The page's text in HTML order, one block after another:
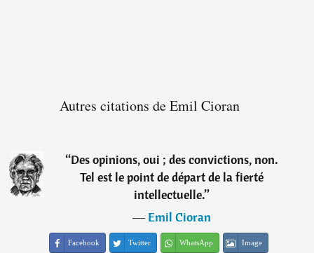
Autres citations de Emil Cioran
“Des opinions, oui ; des convictions, non.
Tel est le point de départ de la fierté
intellectuelle.”
―Emil Cioran
Facebook Twitter WhatsApp Image